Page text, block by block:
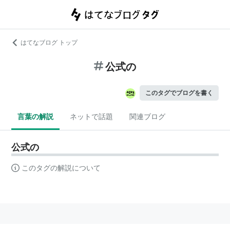
はてなブログ トップ
公式の
このタグでブログを書く
言葉の解説 ネットで話題 関連ブログ
公式の
このタグの解説について